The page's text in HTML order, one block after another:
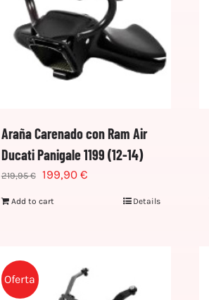
Araña Carenado con Ram Air
Ducati Panigale 1199 (12-14)
219,95€ 199,90 €
Add to cart Details
Oferta